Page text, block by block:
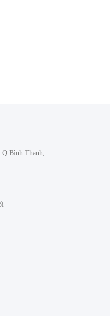
Thạnh,